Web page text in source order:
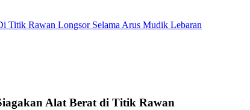
Titik Rawan Longsor Selama Arus Mudik Lebaran
Alat Berat di Titik Rawan